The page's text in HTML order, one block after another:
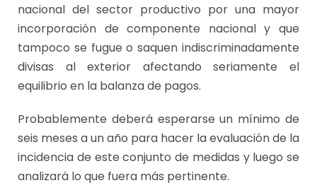
nacional del sector productivo por una mayor
incorporación de componente nacional y que
tampoco se fugue o saquen indiscriminadamente
divisas al exterior afectando seriamente el
equilibrio en la balanza de pagos.
Probablemente deberá esperarse un mínimo de
seis meses a un año para hacer la evaluación de la
incidencia de este conjunto de medidas y luego se
analizará lo que fuera más pertinente.